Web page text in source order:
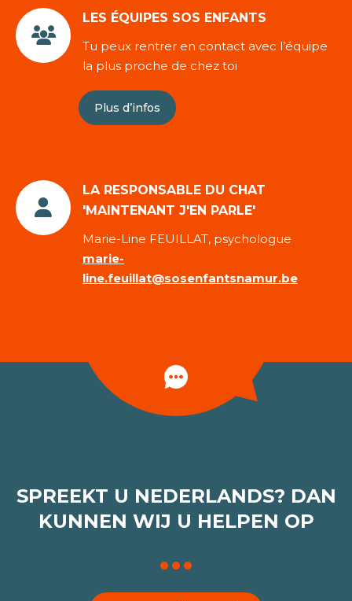
LES ÉQUIPES SOS ENFANTS
Tu peux rentrer en contact avec l’équipe
la plus proche de chez toi
Plus d’infos
LA RESPONSABLE DU CHAT
'MAINTENANT J'EN PARLE'
Marie-Line FEUILLAT, psychologue
marie-
line.feuillat@sosenfantsnamur.be
SPREEKT U NEDERLANDS? DAN
KUNNEN WIJ U HELPEN OP